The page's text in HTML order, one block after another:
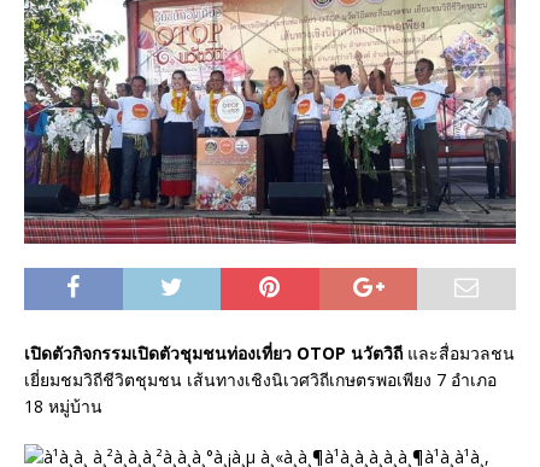
เปิดตัวกิจกรรมเปิดตัวชุมชนท่องเที่ยว OTOP นวัตวิถี และสื่อมวลชน
เยี่ยมชมวิถีชีวิตชุมชน เส้นทางเชิงนิเวศวิถีเกษตรพอเพียง 7 อำเภอ
18 หมู่บ้าน